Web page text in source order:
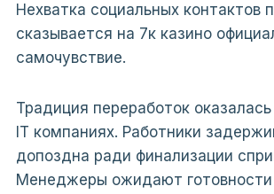
Нехватка социальных контактов
сказывается на 7к казино
самочувствие.
Традиция переработок
IT компаниях. Работники
допоздна ради финализации
Менеджеры ожидают готовности